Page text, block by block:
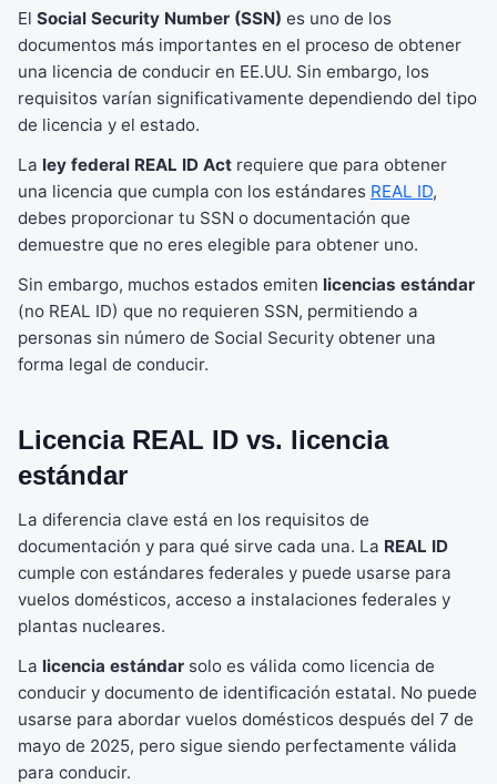
El Social Security Number (SSN) es uno de los
documentos más importantes en el proceso de obtener
una licencia de conducir en EE.UU. Sin embargo, los
requisitos varían significativamente dependiendo del tipo
de licencia y el estado.
La ley federal REAL ID Act requiere que para obtener
una licencia que cumpla con los estándares REAL ID,
debes proporcionar tu SSN o documentación que
demuestre que no eres elegible para obtener uno.
Sin embargo, muchos estados emiten licencias estándar
(no REAL ID) que no requieren SSN, permitiendo a
personas sin número de Social Security obtener una
forma legal de conducir.
Licencia REAL ID vs. licencia
estándar
La diferencia clave está en los requisitos de
documentación y para qué sirve cada una. La REAL ID
cumple con estándares federales y puede usarse para
vuelos domésticos, acceso a instalaciones federales y
plantas nucleares.
La licencia estándar solo es válida como licencia de
conducir y documento de identificación estatal. No puede
usarse para abordar vuelos domésticos después del 7 de
mayo de 2025, pero sigue siendo perfectamente válida
para conducir.